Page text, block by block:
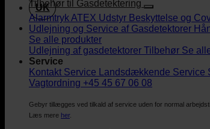
UK
Tilbehør til Gasdetektering
AlarmtrykATEX Udstyr Beskyttelse og
Udlejning og Service af Gasdetektorer
Se alle produkter
Udlejning af gasdetektorer Tilbehør Se
Service
Kontakt Service
Landsdækkende Service
Vagtordning +45 45 67 06 08
Gebyr tillægges ved tilkald af service uden for normal
Læs mere her.